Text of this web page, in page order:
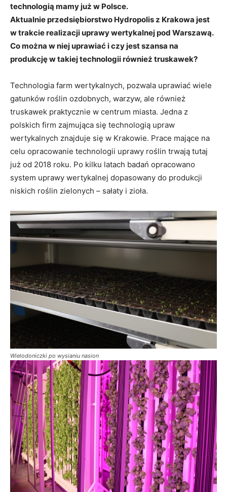
technologią mamy już w Polsce.
Aktualnie przedsiębiorstwo Hydropolis z Krakowa jest
w trakcie realizacji uprawy wertykalnej pod Warszawą.
Co można w niej uprawiać i czy jest szansa na
produkcję w takiej technologii również truskawek?
Technologia farm wertykalnych, pozwala uprawiać wiele
gatunków roślin ozdobnych, warzyw, ale również
truskawek praktycznie w centrum miasta. Jedna z
polskich firm zajmująca się technologią upraw
wertykalnych znajduje się w Krakowie. Prace mające na
celu opracowanie technologii uprawy roślin trwają tutaj
już od 2018 roku. Po kilku latach badań opracowano
system uprawy wertykalnej dopasowany do produkcji
niskich roślin zielonych – sałaty i zioła.
Wielodoniczki po wysianiu nasion